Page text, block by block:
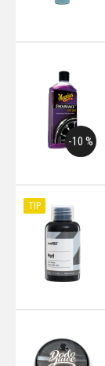
-10 %
TIP